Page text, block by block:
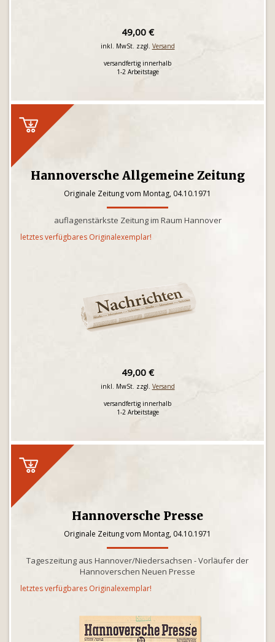
49,00 €
inkl. MwSt. zzgl. Versand
versandfertig innerhalb
1-2 Arbeitstage
Hannoversche Allgemeine Zeitung
Originale Zeitung vom Montag, 04.10.1971
auflagenstärkste Zeitung im Raum Hannover
letztes verfügbares Originalexemplar!
49,00 €
inkl. MwSt. zzgl. Versand
versandfertig innerhalb
1-2 Arbeitstage
Hannoversche Presse
Originale Zeitung vom Montag, 04.10.1971
Tageszeitung aus Hannover/Niedersachsen - Vorläufer der
Hannoverschen Neuen Presse
letztes verfügbares Originalexemplar!